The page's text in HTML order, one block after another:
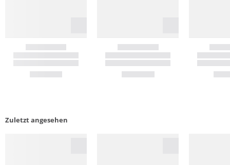
Zuletzt angesehen